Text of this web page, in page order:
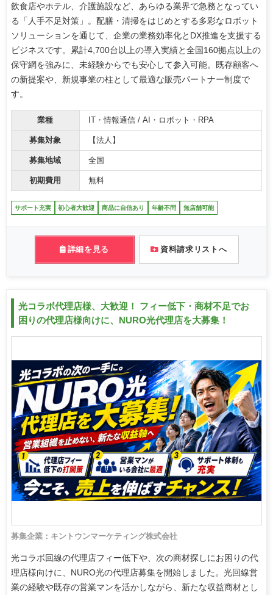
飲食店やホテル、介護施設など、あらゆる業界で急務となってい
る「人手不足対策」。配膳・清掃をはじめとする多彩なロボット
ソリューションを通じて、企業の業務効率化とDX推進を支援する
ビジネスです。累計4,700台以上の導入実績と全国160拠点以上の
保守網を強みに、未経験からでも安心して参入可能。既存顧客へ
の新提案や、新規事業の柱として最適な販売パートナー制度で
す。
業種 IT・情報通信 / AI・ロボット・RPA
募集対象 【法人】
募集地域 全国
初期費用 無料
サポート充実 初心者大歓迎 商品に自信あり 年齢不問 無店舗可能
詳細を見る 資料請求リストへ
光コラボ代理店様、大歓迎！ フィー低下・商材不足でお
困りの代理店様向けに、NURO光代理店を大募集！
募集企業：キントウンマーケティング株式会社
光コラボ回線の代理店フィー低下や、次の商材探しにお困りの代
理店様向けに、NURO光の代理店募集を開始しました。光回線営
業の経験や既存の営業マンを活かしながら、新たな収益商材とし